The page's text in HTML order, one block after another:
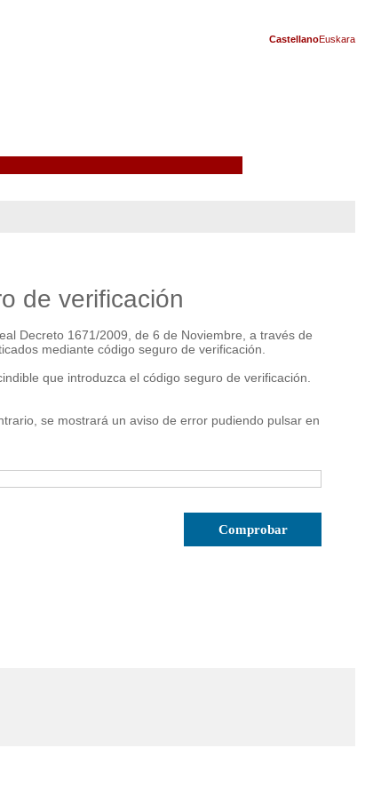
CastellanoEuskara
de verificación
Decreto 1671/2009, de 6 de Noviembre, a través de
mediante código seguro de verificación.
que introduzca el código seguro de verificación.
se mostrará un aviso de error pudiendo pulsar en